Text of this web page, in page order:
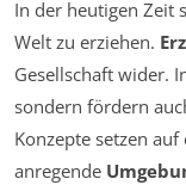
In der heutigen Zeit
Welt zu erziehen.
Gesellschaft wider.
sondern fördern
Konzepte setzen auf
anregende